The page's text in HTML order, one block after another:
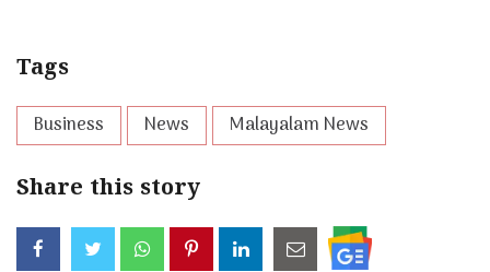
Tags
Business News Malayalam News
Share this story